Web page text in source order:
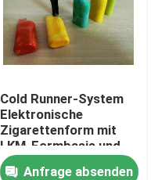
Cold Runner-System
Elektronische
Zigarettenform mit
LKM-Formbasis und
Aluminiummaterial
Anfrage absenden